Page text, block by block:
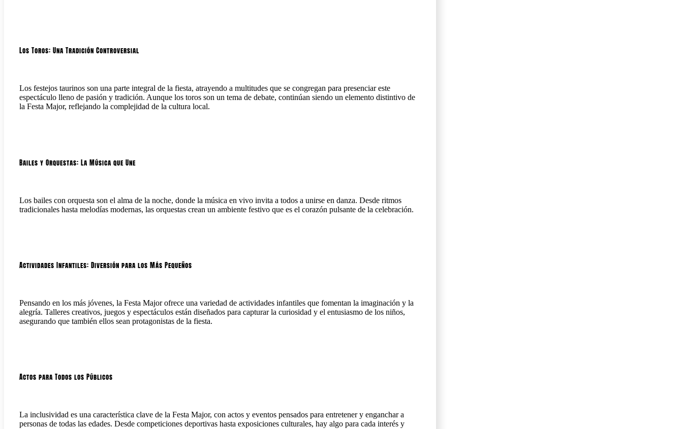
Los Toros: Una Tradición Controversial
Los festejos taurinos son una parte integral de la fiesta, atrayendo a multitudes que se congregan para presenciar este
espectáculo lleno de pasión y tradición. Aunque los toros son un tema de debate, continúan siendo un elemento distintivo de
la Festa Major, reflejando la complejidad de la cultura local.
Bailes y Orquestas: La Música que Une
Los bailes con orquesta son el alma de la noche, donde la música en vivo invita a todos a unirse en danza. Desde ritmos
tradicionales hasta melodías modernas, las orquestas crean un ambiente festivo que es el corazón pulsante de la celebración.
Actividades Infantiles: Diversión para los Más Pequeños
Pensando en los más jóvenes, la Festa Major ofrece una variedad de actividades infantiles que fomentan la imaginación y la
alegría. Talleres creativos, juegos y espectáculos están diseñados para capturar la curiosidad y el entusiasmo de los niños,
asegurando que también ellos sean protagonistas de la fiesta.
Actos para Todos los Públicos
La inclusividad es una característica clave de la Festa Major, con actos y eventos pensados para entretener y enganchar a
personas de todas las edades. Desde competiciones deportivas hasta exposiciones culturales, hay algo para cada interés y